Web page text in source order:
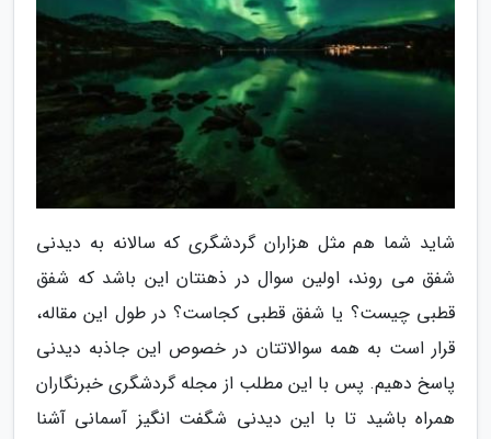
شاید شما هم مثل هزاران گردشگری که سالانه به دیدنی
شفق می روند، اولین سوال در ذهنتان این باشد که شفق
قطبی چیست؟ یا شفق قطبی کجاست؟ در طول این مقاله،
قرار است به همه سوالاتتان در خصوص این جاذبه دیدنی
پاسخ دهیم. پس با این مطلب از مجله گردشگری خبرنگاران
همراه باشید تا با این دیدنی شگفت انگیز آسمانی آشنا